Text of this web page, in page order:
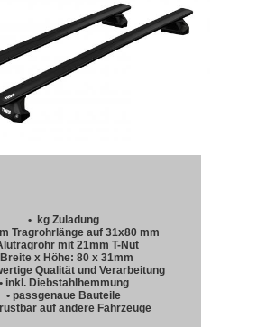
• kg Zuladung
Tragrohrlänge auf 31x80 mm
mit 21mm T-Nut
Breite x Höhe: 80 x 31mm
Qualität und Verarbeitung
• inkl. Diebstahlhemmung
• passgenaue Bauteile
auf andere Fahrzeuge